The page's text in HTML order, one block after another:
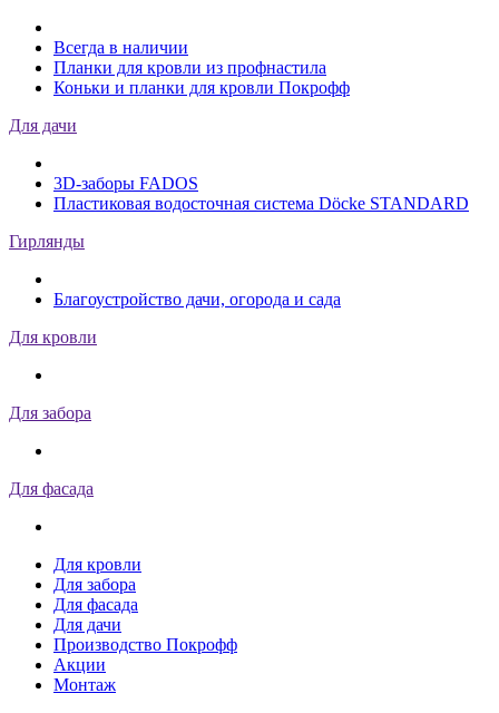
Всегда в наличии
Планки для кровли из профнастила
Коньки и планки для кровли Покрофф
Для дачи
3D-заборы FADOS
Пластиковая водосточная система Döcke STANDARD
Гирлянды
Благоустройство дачи, огорода и сада
Для кровли
Для забора
Для фасада
Для кровли
Для забора
Для фасада
Для дачи
Производство Покрофф
Акции
Монтаж